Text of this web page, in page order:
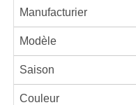
Manufacturier
Modèle
Saison
Couleur